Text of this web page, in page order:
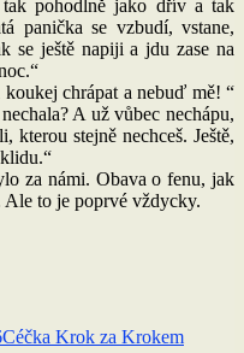
pohodlně jako dřív a tak
panička se vzbudí, vstane,
se ještě napiji a jdu zase na
chrápat a nebuď mě! “
A už vůbec nechápu,
stejně nechceš. Ještě,
za námi. Obava o fenu, jak
Ale to je poprvé vždycky.
Céčka Krok za Krokem